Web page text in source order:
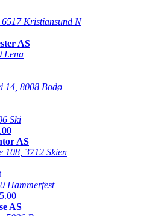
6517 Kristiansund N
AS
Lena
14 8008 Bodø
Ski
AS
108 3712 Skien
Hammerfest
AS